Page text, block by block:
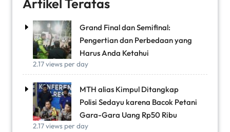
Artikel Teratas
Grand Final dan Semifinal:
Pengertian dan Perbedaan yang
Harus Anda Ketahui
2.17 views per day
MTH alias Kimpul Ditangkap
Polisi Sedayu karena Bacok Petani
Gara-Gara Uang Rp50 Ribu
2.17 views per day